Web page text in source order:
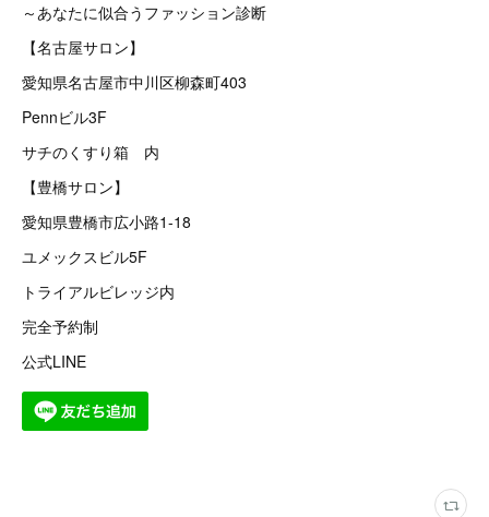
～あなたに似合うファッション診断
【名古屋サロン】
愛知県名古屋市中川区柳森町403
Pennビル3F
サチのくすり箱 内
【豊橋サロン】
愛知県豊橋市広小路1-18
ユメックスビル5F
トライアルビレッジ内
完全予約制
公式LINE